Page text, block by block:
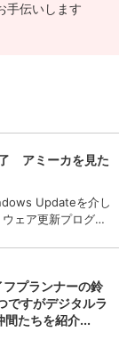
手伝いします
アミーカを見た
Updateを介し
ェア更新プログ…
プランナーの鈴
ですがデジタルラ
間たちを紹介...